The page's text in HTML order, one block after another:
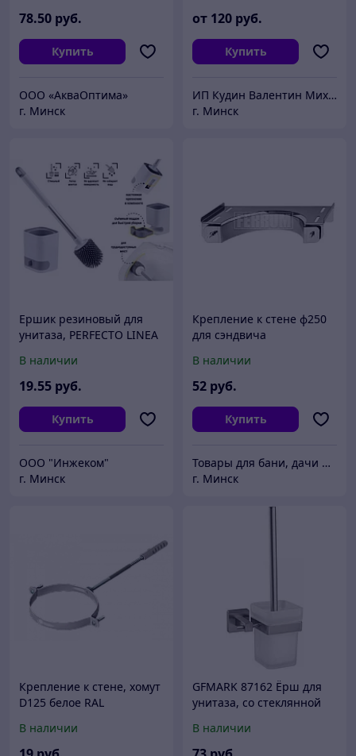
78.50 руб.
Купить
ООО «АкваОптима»
г. Минск
от 120 руб.
Купить
ИП Кудин Валентин Михайлович
г. Минск
Ершик резиновый для
унитаза, PERFECTO LINEA
лента для крепления к
стене.)
В наличии
19.55 руб.
Купить
ООО "Инжеком"
г. Минск
Крепление к стене ф250
для сэндвича
В наличии
52 руб.
Купить
Товары для бани, дачи и загородного дома "Древомаркет"
г. Минск
Крепление к стене, хомут
D125 белое RAL
дымохода 80/125
В наличии
GFMARK 87162 Ёрш для
унитаза, со стеклянной
стене из нержавеющей
стали, с квадратным
В наличии